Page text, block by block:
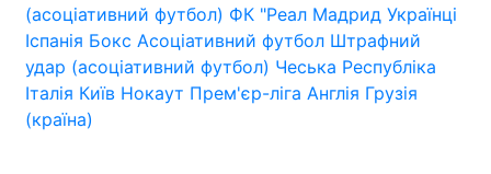
(асоціативний футбол) ФК "Реал Мадрид Українці
Іспанія Бокс Асоціативний футбол Штрафний
удар (асоціативний футбол) Чеська Республіка
Італія Київ Нокаут Прем'єр-ліга Англія Грузія
(країна)